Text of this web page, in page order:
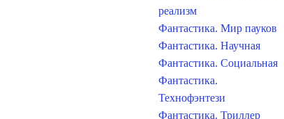
реализм
Фантастика. Мир пауков
Фантастика. Научная
Фантастика. Социальная
Фантастика.
Технофэнтези
Фантастика. Триллер